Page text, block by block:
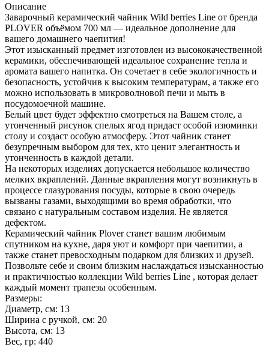
Описание
Заварочный керамический чайник Wild berries Line от бренда
PLOVER объёмом 700 мл — идеальное дополнение для
вашего домашнего чаепития!
Этот изысканный предмет изготовлен из высококачественной
керамики, обеспечивающей идеальное сохранение тепла и
аромата вашего напитка. Он сочетает в себе экологичность и
безопасность, устойчив к высоким температурам, а также его
можно использовать в микроволновой печи и мыть в
посудомоечной машине.
Белый цвет будет эффектно смотреться на Вашем столе, а
утонченный рисунок спелых ягод придаст особой изюминки
столу и создаст особую атмосферу. Этот чайник станет
безупречным выбором для тех, кто ценит элегантность и
утонченность в каждой детали.
На некоторых изделиях допускается небольшое количество
мелких вкраплений. Данные вкрапления могут возникнуть в
процессе глазурования посуды, которые в свою очередь
вызваны газами, выходящими во время обработки, что
связано с натуральным составом изделия. Не является
дефектом.
Керамический чайник Plover станет вашим любимым
спутником на кухне, даря уют и комфорт при чаепитии, а
также станет превосходным подарком для близких и друзей.
Позвольте себе и своим близким наслаждаться изысканностью
и практичностью коллекции Wild berries Line , которая делает
каждый момент трапезы особенным.
Размеры:
Диаметр, см: 13
Ширина с ручкой, см: 20
Высота, см: 13
Вес, гр: 440